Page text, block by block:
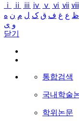
ⅰ
ⅱ ⅲ ⅳ ⅴ ⅵ ⅶ ⅷ
ظ ع غ ف ق ک ل م ن ه
و ی
닫기
통합검색
국내학술
학위논문